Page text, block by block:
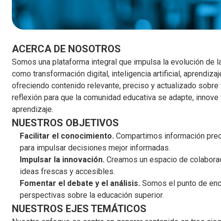
ACERCA DE NOSOTROS
Somos una plataforma integral que impulsa la evolución de
como transformación digital, inteligencia artificial,
ofreciendo contenido relevante, preciso y actualizado
reflexión para que la comunidad educativa se adapte,
aprendizaje.
NUESTROS OBJETIVOS
Facilitar el conocimiento. Compartimos información
para impulsar decisiones mejor informadas.
Impulsar la innovación. Creamos un espacio de
ideas frescas y accesibles.
Fomentar el debate y el análisis. Somos el punto de
perspectivas sobre la educación superior.
NUESTROS EJES TEMÁTICOS